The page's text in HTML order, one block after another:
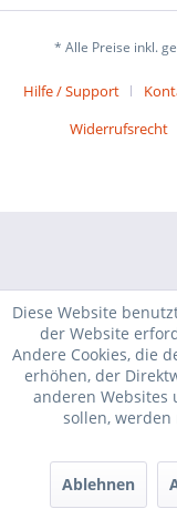
* Alle Preise inkl.
Hilfe / Support
Widerrufsrecht
Diese Website
der Website
Andere Cookies, die
erhöhen, der
anderen Websites
sollen,
Ablehnen